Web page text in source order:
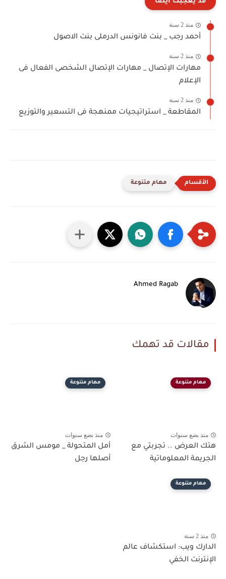
منذ 2 سنة
أحمد رجب _ بنت فانونس الدرملى بنت الاصول
منذ 2 سنة
مهارات الإتصال _ مهارات الإتصال الشخصى الفعال فى
الإعلام
منذ 2 سنة
المقاطعة _ استراتيجيات ممنهجة فى التسعير والتوزيع
مهام متنوعة
Ahmed Ragab
مقالات قد تهمك
مهام متنوعة
منذ بضع سنوات
هتك العرض .. تجربتي مع
الجريمة المعلوماتية
مهام متنوعة
منذ بضع سنوات
أمل المتحولة _ مومس الشرق
أصلها رجل
مهام متنوعة
منذ 2 سنة
الدارك ويب: استكشاف عالم
الإنترنت الخفي